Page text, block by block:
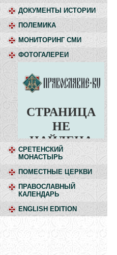
ДОКУМЕНТЫ ИСТОРИИ
ПОЛЕМИКА
МОНИТОРИНГ СМИ
ФОТОГАЛЕРЕИ
СРЕТЕНСКИЙ
МОНАСТЫРЬ
ПОМЕСТНЫЕ ЦЕРКВИ
ПРАВОСЛАВНЫЙ
КАЛЕНДАРЬ
ENGLISH EDITION